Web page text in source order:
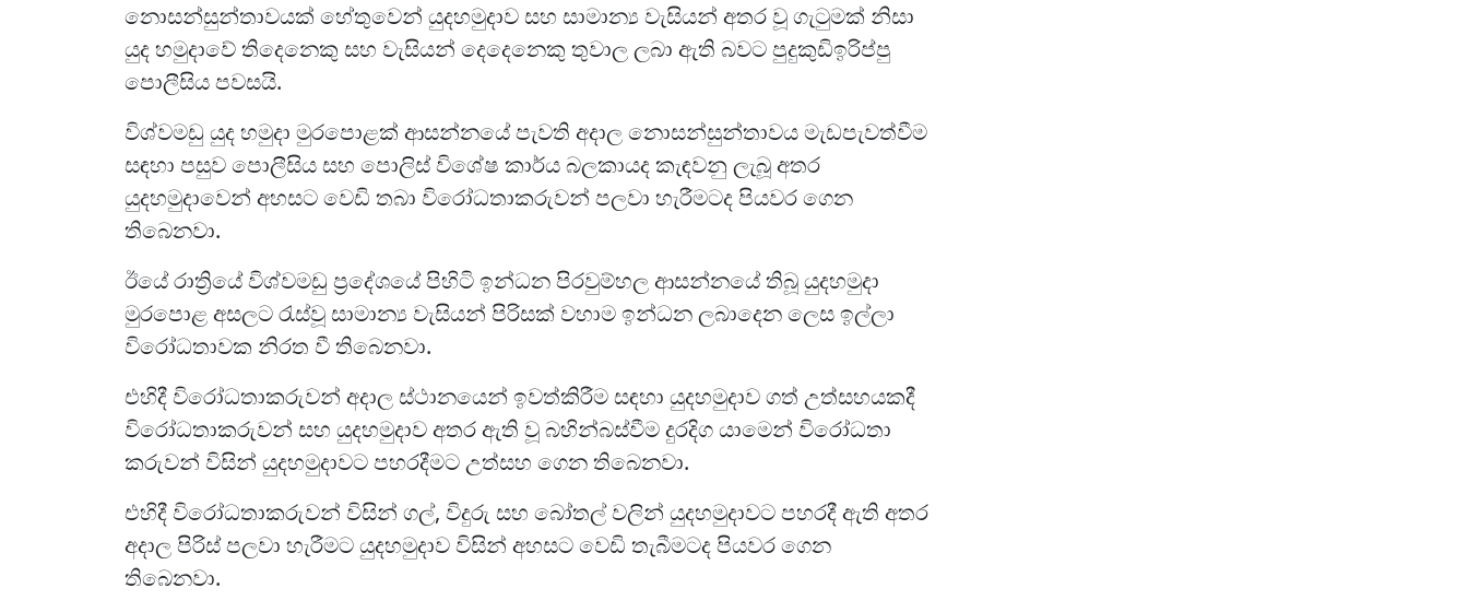
නොසන්සුන්තාවයක් හේතුවෙන් යුදහමුදාව සහ සාමාන්‍ය වැසියන් අතර වූ ගැටුමක් නිසා
යුද හමුදාවේ තිදෙනෙකු සහ වැසියන් දෙදෙනෙකු තුවාල ලබා ඇති බවට පුදුකුඩිඉරිප්පු
පොලීසිය පවසයි.
විශ්වමඩු යුද හමුදා මුරපොළක් ආසන්නයේ පැවති අදාල නොසන්සුන්තාවය මැඩපැවත්වීම
සඳහා පසුව පොලීසිය සහ පොලිස් විශේෂ කාර්ය බලකායද කැඳවනු ලැබූ අතර
යුදහමුදාවෙන් අහසට වෙඩි තබා විරෝධතාකරුවන් පලවා හැරීමටද පියවර ගෙන
තිබෙනවා.
ඊයේ රාත්‍රියේ විශ්වමඩු ප්‍රදේශයේ පිහිටි ඉන්ධන පිරවුම්හල ආසන්නයේ තිබූ යුදහමුදා
මුරපොළ අසලට රැස්වූ සාමාන්‍ය වැසියන් පිරිසක් වහාම ඉන්ධන ලබාදෙන ලෙස ඉල්ලා
විරෝධතාවක නිරත වී තිබෙනවා.
එහිදී විරෝධතාකරුවන් අදාල ස්ථානයෙන් ඉවත්කිරීම සඳහා යුදහමුදාව ගත් උත්සහයකදී
විරෝධතාකරුවන් සහ යුදහමුදාව අතර ඇති වූ බහින්බස්වීම දුරදිග යාමෙන් විරෝධතා
කරුවන් විසින් යුදහමුදාවට පහරදීමට උත්සහ ගෙන තිබෙනවා.
එහිදී විරෝධතාකරුවන් විසින් ගල්, විදුරු සහ බෝතල් වලින් යුදහමුදාවට පහරදී ඇති අතර
අදාල පිරිස් පලවා හැරීමට යුදහමුදාව විසින් අහසට වෙඩි තැබීමටද පියවර ගෙන
තිබෙනවා.